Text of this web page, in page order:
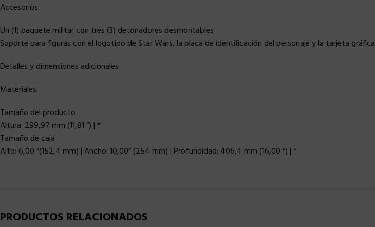
Accesorios:
Un (1) paquete militar con tres (3) detonadores desmontables
Soporte para figuras con el logotipo de Star Wars, la placa de identificación del personaje y la tarjeta gráfica
Detalles y dimensiones adicionales
Materiales
Tamaño del producto
Altura: 299,97 mm (11,81 “) | *
Tamaño de caja
Alto: 6,00 “(152,4 mm) | Ancho: 10,00” (254 mm) | Profundidad: 406,4 mm (16,00 “) | *
PRODUCTOS RELACIONADOS